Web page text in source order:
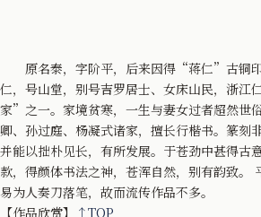
原名泰，字阶平，后来因得“蒋仁”古铜印
仁，号山堂，别号吉罗居士、女床山民，浙江
家”之一。家境贫寒，一生与妻女过者超然世
卿、孙过庭、杨凝式诸家，擅长行楷书。篆刻
并能以拙朴见长，有所发展。于苍劲中甚得古
款，得颜体书法之神，苍浑自然，别有韵致。
易为人奏刀落笔，故而流传作品不多。
【作品欣赏】 ↑TOP